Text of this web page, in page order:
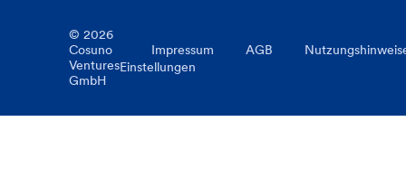
© 2026
Cosuno
Ventures
GmbH
Impressum AGB
Einstellungen